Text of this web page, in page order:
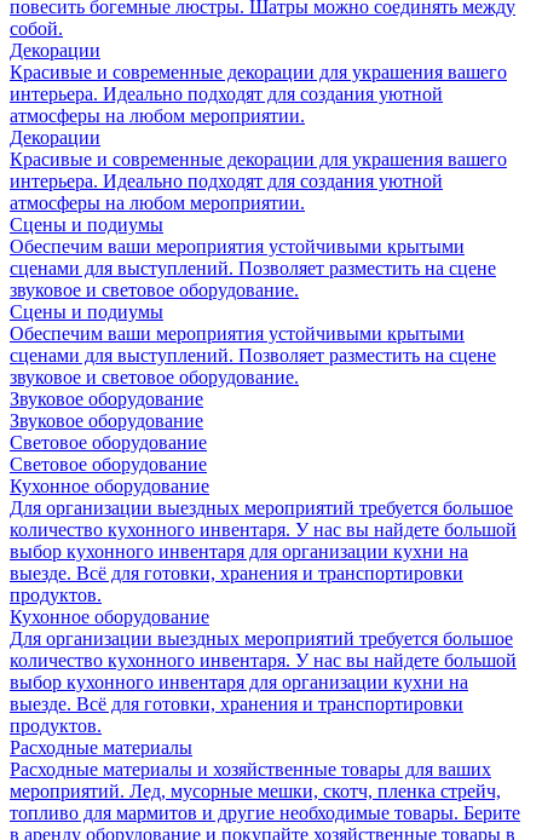
повесить богемные люстры. Шатры можно соединять между
собой.
Декорации
Красивые и современные декорации для украшения вашего
интерьера. Идеально подходят для создания уютной
атмосферы на любом мероприятии.
Декорации
Красивые и современные декорации для украшения вашего
интерьера. Идеально подходят для создания уютной
атмосферы на любом мероприятии.
Сцены и подиумы
Обеспечим ваши мероприятия устойчивыми крытыми
сценами для выступлений. Позволяет разместить на сцене
звуковое и световое оборудование.
Сцены и подиумы
Обеспечим ваши мероприятия устойчивыми крытыми
сценами для выступлений. Позволяет разместить на сцене
звуковое и световое оборудование.
Звуковое оборудование
Звуковое оборудование
Световое оборудование
Световое оборудование
Кухонное оборудование
Для организации выездных мероприятий требуется большое
количество кухонного инвентаря. У нас вы найдете большой
выбор кухонного инвентаря для организации кухни на
выезде. Всё для готовки, хранения и транспортировки
продуктов.
Кухонное оборудование
Для организации выездных мероприятий требуется большое
количество кухонного инвентаря. У нас вы найдете большой
выбор кухонного инвентаря для организации кухни на
выезде. Всё для готовки, хранения и транспортировки
продуктов.
Расходные материалы
Расходные материалы и хозяйственные товары для ваших
мероприятий. Лед, мусорные мешки, скотч, пленка стрейч,
топливо для мармитов и другие необходимые товары. Берите
в аренду оборудование и покупайте хозяйственные товары в